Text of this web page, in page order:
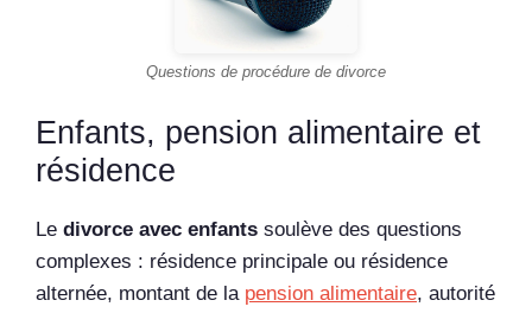
Questions de procédure de divorce
Enfants, pension alimentaire et
résidence
Le divorce avec enfants soulève des questions
complexes : résidence principale ou résidence
alternée, montant de la pension alimentaire, autorité